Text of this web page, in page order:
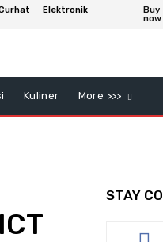
Elektronik
Buy
now
Kuliner More >>>
STAY